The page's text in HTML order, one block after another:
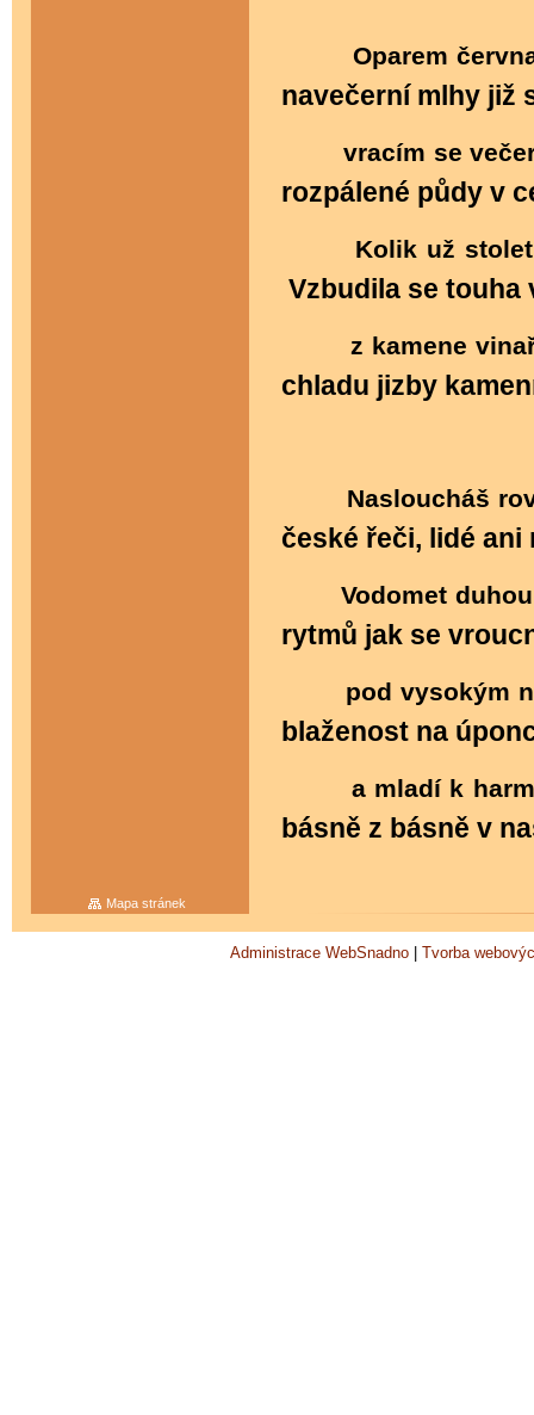
Oparem
navečerní mlhy již
vracím se
rozpálené půdy v
Kolik už
Vzbudila se
z kamene
chladu jizby
Nasloucháš
české řeči, lidé ani
Vodomet
rytmů jak se
pod vysokým
blaženost na
a mladí k
básně z básně v
Mapa stránek
Administrace WebSnadno Tvorba